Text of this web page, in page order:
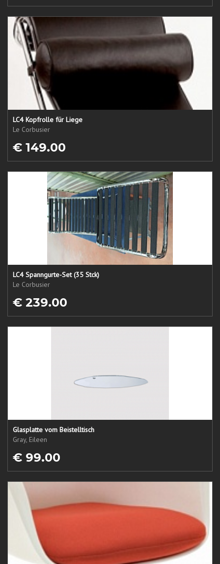
LC4 Kopfrolle für Liege
Le Corbusier
€ 149.00
LC4 Spanngurte-Set (35 Stck)
Le Corbusier
€ 239.00
Glasplatte vom Beistelltisch
Gray, Eileen
€ 99.00